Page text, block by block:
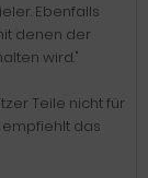
Ebenfalls
denen der
wird."
Teile nicht für
das